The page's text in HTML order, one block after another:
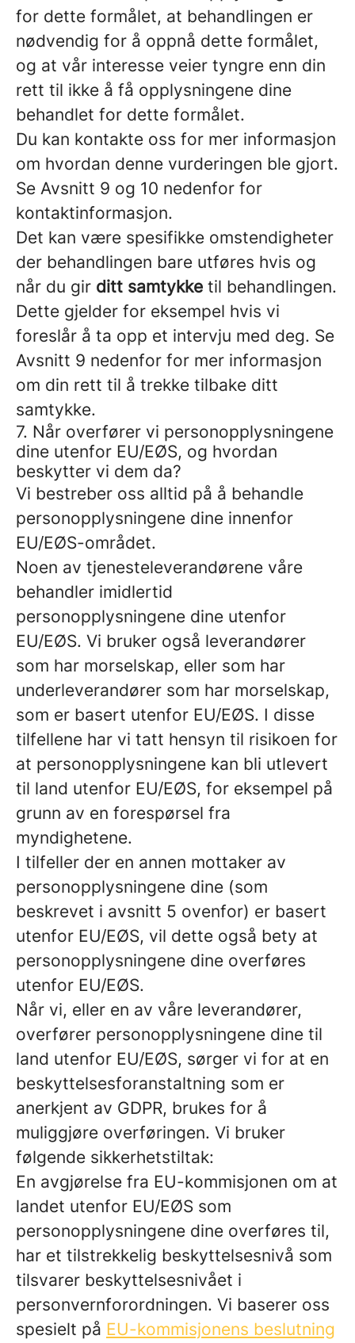
for dette formålet, at behandlingen er
nødvendig for å oppnå dette formålet,
og at vår interesse veier tyngre enn din
rett til ikke å få opplysningene dine
behandlet for dette formålet.
Du kan kontakte oss for mer informasjon
om hvordan denne vurderingen ble gjort.
Se Avsnitt 9 og 10 nedenfor for
kontaktinformasjon.
Det kan være spesifikke omstendigheter
der behandlingen bare utføres hvis og
når du gir ditt samtykke til behandlingen.
Dette gjelder for eksempel hvis vi
foreslår å ta opp et intervju med deg. Se
Avsnitt 9 nedenfor for mer informasjon
om din rett til å trekke tilbake ditt
samtykke.
7. Når overfører vi personopplysningene
dine utenfor EU/EØS, og hvordan
beskytter vi dem da?
Vi bestreber oss alltid på å behandle
personopplysningene dine innenfor
EU/EØS-området.
Noen av tjenesteleverandørene våre
behandler imidlertid
personopplysningene dine utenfor
EU/EØS. Vi bruker også leverandører
som har morselskap, eller som har
underleverandører som har morselskap,
som er basert utenfor EU/EØS. I disse
tilfellene har vi tatt hensyn til risikoen for
at personopplysningene kan bli utlevert
til land utenfor EU/EØS, for eksempel på
grunn av en forespørsel fra
myndighetene.
I tilfeller der en annen mottaker av
personopplysningene dine (som
beskrevet i avsnitt 5 ovenfor) er basert
utenfor EU/EØS, vil dette også bety at
personopplysningene dine overføres
utenfor EU/EØS.
Når vi, eller en av våre leverandører,
overfører personopplysningene dine til
land utenfor EU/EØS, sørger vi for at en
beskyttelsesforanstaltning som er
anerkjent av GDPR, brukes for å
muliggjøre overføringen. Vi bruker
følgende sikkerhetstiltak:
En avgjørelse fra EU-kommisjonen om at
landet utenfor EU/EØS som
personopplysningene dine overføres til,
har et tilstrekkelig beskyttelsesnivå som
tilsvarer beskyttelsesnivået i
personvernforordningen. Vi baserer oss
spesielt på EU-kommisjonens beslutning